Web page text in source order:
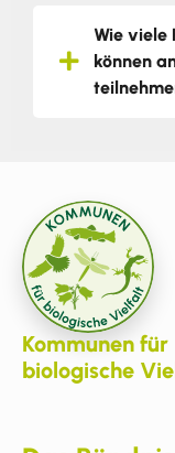
Wie viele
können
Kommunen für
biologische